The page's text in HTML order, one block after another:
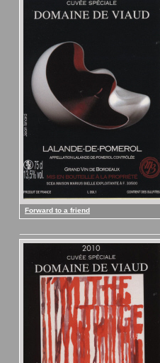
Forward to a friend